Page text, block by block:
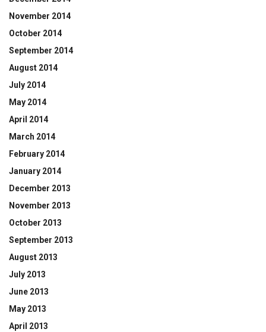
November 2014
October 2014
September 2014
August 2014
July 2014
May 2014
April 2014
March 2014
February 2014
January 2014
December 2013
November 2013
October 2013
September 2013
August 2013
July 2013
June 2013
May 2013
April 2013